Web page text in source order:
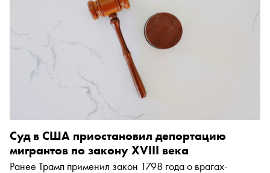
Суд в США приостановил депортацию
мигрантов по закону XVIII века
Ранее Трамп применил закон 1798 года о врагах-